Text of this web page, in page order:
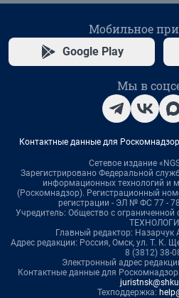
Мобильное
Google Play
Мы в
Контактные данные для
Сетевое издание
Зарегистрировано Федеральной
информационных технологий и
(Роскомнадзор). Регистрационный
регистрации - ЭЛ № ФС 77 -
Учредитель: Общество с
Главный редактор: Назарчук
Адрес редакции: Россия, Омск, ул. Т. К.
8 (3812) 38-
Электронный адрес
Контактные данные для
Техподдержка: